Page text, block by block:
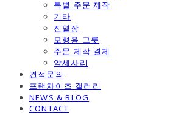
특별 주문 제작
기타
진열장
모형용 그릇
주문 제작 결제
악세사리
견적문의
프랜차이즈 갤러리
NEWS & BLOG
CONTACT